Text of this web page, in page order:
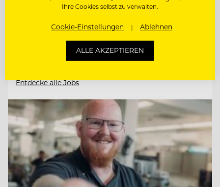
DIREKTIONSASSISTENZ (M/W/D)
CHEF DE RANG
Entdecke alle Jobs
Ihre Cookies selbst zu verwalten.
Cookie-Einstellungen Ablehnen
ALLE AKZEPTIEREN